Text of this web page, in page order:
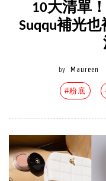
10大清單！
Suqqu補光
by Maureen
#粉底